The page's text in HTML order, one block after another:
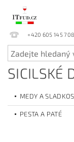
+420 605 145 708
SICILSKÉ
MEDY A
PESTA A PATÉ